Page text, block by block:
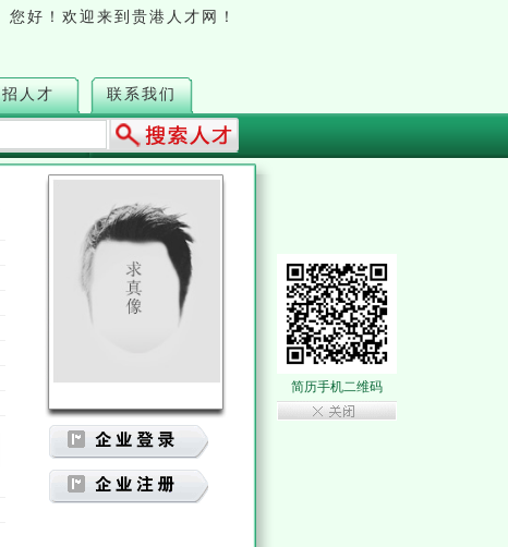
您好！欢迎来到贵港人才网！
招人才 联系我们
简历手机二维码